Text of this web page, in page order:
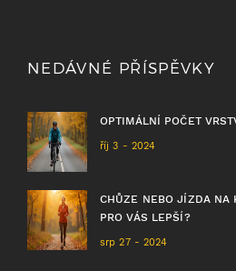
NEDÁVNÉ PŘÍSPĚVKY
OPTIMÁLNÍ POČET
říj 3 - 2024
CHŮZE NEBO JÍZDA NA
PRO VÁS LEPŠÍ?
srp 27 - 2024